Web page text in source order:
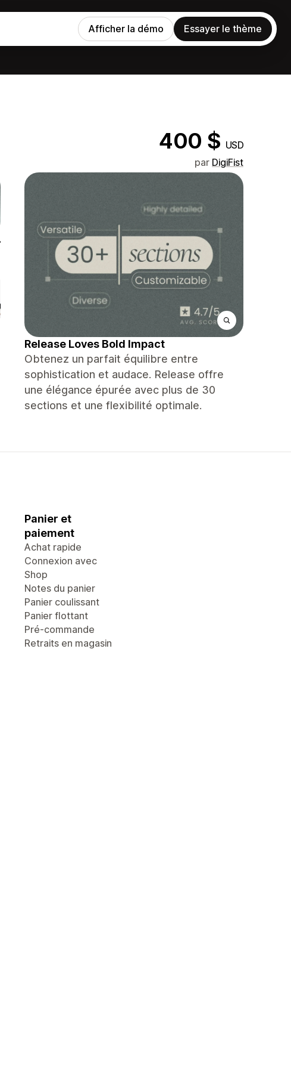
Afficher la démo Essayer le thème
400 $ USD
par DigiFist
Release Loves Bold Impact
Obtenez un parfait équilibre entre
sophistication et audace. Release offre
une élégance épurée avec plus de 30
sections et une flexibilité optimale.
Panier et
paiement
Achat rapide
Connexion avec
Shop
Notes du panier
Panier coulissant
Panier flottant
Pré-commande
Retraits en magasin